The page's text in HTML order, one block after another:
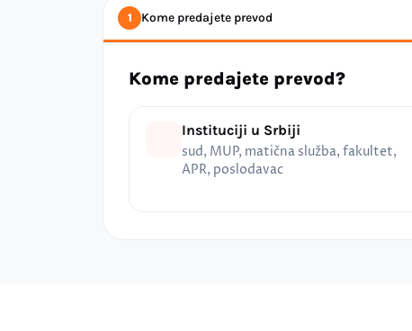
1 Kome predajete prevod
Kome predajete prevod?
Instituciji u Srbiji
sud, MUP, matična služba, fakultet,
APR, poslodavac